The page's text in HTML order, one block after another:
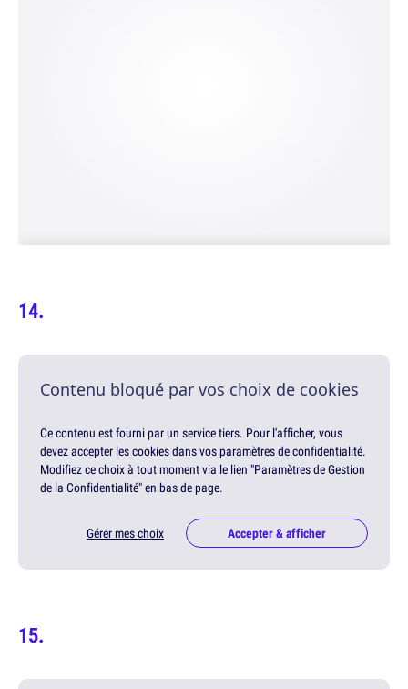
Contenu bloqué par vos choix de cookies
Ce contenu est fourni par un service tiers. Pour l'afficher, vous
devez accepter les cookies dans vos paramètres de confidentialité.
Modifiez ce choix à tout moment via le lien "Paramètres de Gestion
de la Confidentialité" en bas de page.
Gérer mes choix Accepter & afficher